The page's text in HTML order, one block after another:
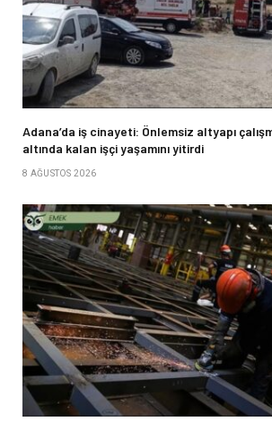
Adana’da iş cinayeti: Önlemsiz altyapı
altında kalan işçi yaşamını yitirdi
8 AĞUSTOS 2026